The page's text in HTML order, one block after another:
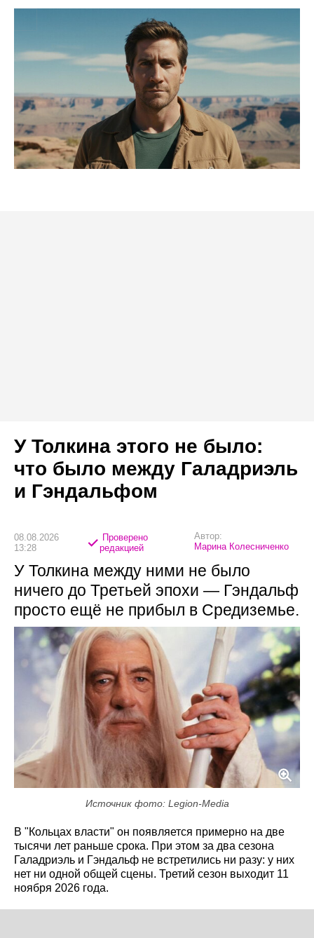
У Толкина этого не было:
что было между Галадриэль
и Гэндальфом
08.08.2026
13:28
Проверено
редакцией
Автор:
Марина Колесниченко
У Толкина между ними не было
ничего до Третьей эпохи — Гэндальф
просто ещё не прибыл в Средиземье.
Источник фото: Legion-Media
В "Кольцах власти" он появляется примерно на две
тысячи лет раньше срока. При этом за два сезона
Галадриэль и Гэндальф не встретились ни разу: у них
нет ни одной общей сцены. Третий сезон выходит 11
ноября 2026 года.